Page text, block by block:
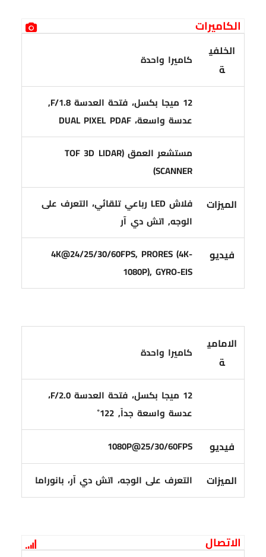
الكاميرات
الخلفي
ة
كاميرا واحدة
12 ميجا بكسل، فتحة العدسة F/1.8,
عدسة واسعة، DUAL PIXEL PDAF
مستشعر العمق (TOF 3D LIDAR
SCANNER)
الميزات
فلاش LED رباعي تلقائي، التعرف على
الوجه, اتش دي آر
فيديو
4K@24/25/30/60FPS, PRORES (4K-
1080P), GYRO-EIS
الامامي
ة
كاميرا واحدة
12 ميجا بكسل، فتحة العدسة F/2.0،
عدسة واسعة جداً, 122˚
فيديو 1080P@25/30/60FPS
الميزات التعرف على الوجه، اتش دي آر، بانوراما
الاتصال